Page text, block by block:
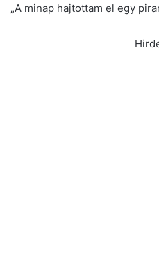
„A minap hajtottam el egy